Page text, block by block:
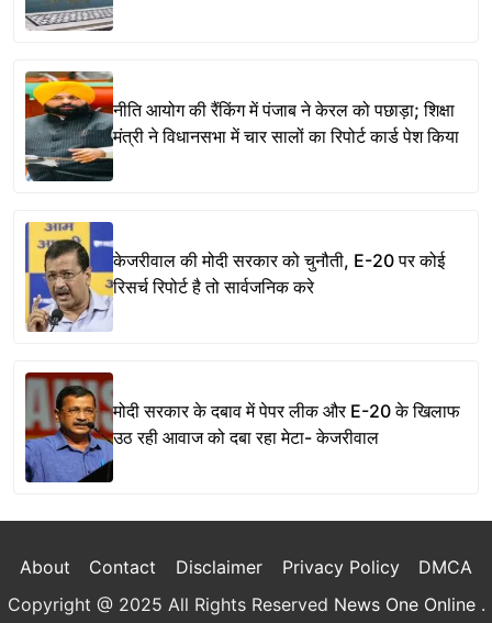
नीति आयोग की रैंकिंग में पंजाब ने केरल को पछाड़ा; शिक्षा
मंत्री ने विधानसभा में चार सालों का रिपोर्ट कार्ड पेश किया
केजरीवाल की मोदी सरकार को चुनौती, E-20 पर कोई
रिसर्च रिपोर्ट है तो सार्वजनिक करे
मोदी सरकार के दबाव में पेपर लीक और E-20 के खिलाफ
उठ रही आवाज को दबा रहा मेटा- केजरीवाल
About Contact Disclaimer Privacy Policy
DMCA
Copyright @ 2025 All Rights Reserved News One Online .